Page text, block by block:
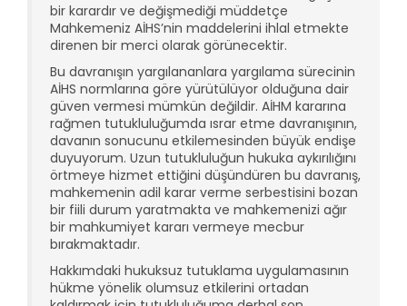
bir karardır ve değişmediği müddetçe
Mahkemeniz AİHS’nin maddelerini ihlal etmekte
direnen bir merci olarak görünecektir.
Bu davranışın yargılananlara yargılama sürecinin
AİHS normlarına göre yürütülüyor olduğuna dair
güven vermesi mümkün değildir. AİHM kararına
rağmen tutukluluğumda ısrar etme davranışının,
davanın sonucunu etkilemesinden büyük endişe
duyuyorum. Uzun tutukluluğun hukuka aykırılığını
örtmeye hizmet ettiğini düşündüren bu davranış,
mahkemenin adil karar verme serbestisini bozan
bir fiili durum yaratmakta ve mahkemenizi ağır
bir mahkumiyet kararı vermeye mecbur
bırakmaktadır.
Hakkımdaki hukuksuz tutuklama uygulamasının
hükme yönelik olumsuz etkilerini ortadan